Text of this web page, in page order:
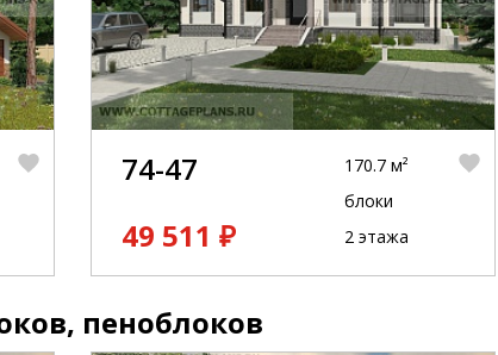
74-47
49 511 ₽
170.7 м²
блоки
2 этажа
пеноблоков